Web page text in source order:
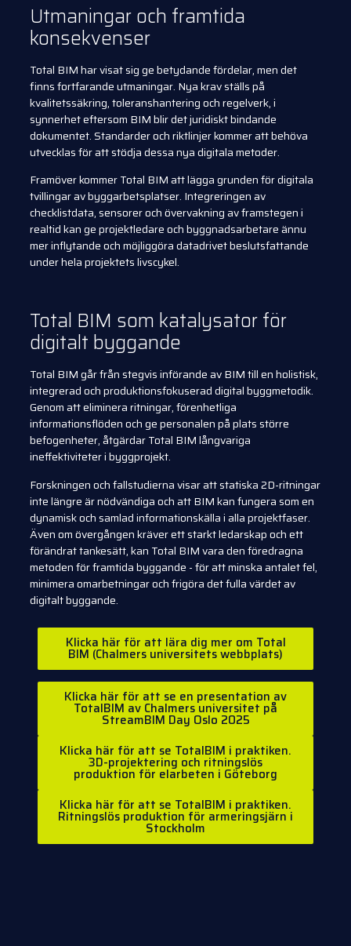
Utmaningar och framtida
konsekvenser
Total BIM har visat sig ge betydande fördelar, men det
finns fortfarande utmaningar. Nya krav ställs på
kvalitetssäkring, toleranshantering och regelverk, i
synnerhet eftersom BIM blir det juridiskt bindande
dokumentet. Standarder och riktlinjer kommer att behöva
utvecklas för att stödja dessa nya digitala metoder.
Framöver kommer Total BIM att lägga grunden för digitala
tvillingar av byggarbetsplatser. Integreringen av
checklistdata, sensorer och övervakning av framstegen i
realtid kan ge projektledare och byggnadsarbetare ännu
mer inflytande och möjliggöra datadrivet beslutsfattande
under hela projektets livscykel.
Total BIM som katalysator för
digitalt byggande
Total BIM går från stegvis införande av BIM till en holistisk,
integrerad och produktionsfokuserad digital byggmetodik.
Genom att eliminera ritningar, förenhetliga
informationsflöden och ge personalen på plats större
befogenheter, åtgärdar Total BIM långvariga
ineffektiviteter i byggprojekt.
Forskningen och fallstudierna visar att statiska 2D-ritningar
inte längre är nödvändiga och att BIM kan fungera som en
dynamisk och samlad informationskälla i alla projektfaser.
Även om övergången kräver ett starkt ledarskap och ett
förändrat tankesätt, kan Total BIM vara den föredragna
metoden för framtida byggande - för att minska antalet fel,
minimera omarbetningar och frigöra det fulla värdet av
digitalt byggande.
Klicka här för att lära dig mer om Total
BIM (Chalmers universitets webbplats)
Klicka här för att se en presentation av
TotalBIM av Chalmers universitet på
StreamBIM Day Oslo 2025
Klicka här för att se TotalBIM i praktiken.
3D-projektering och ritningslös
produktion för elarbeten i Göteborg
Klicka här för att se TotalBIM i praktiken.
Ritningslös produktion för armeringsjärn i
Stockholm